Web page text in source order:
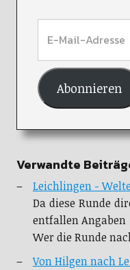
Abonnieren
Verwandte
Leichlingen -
Da diese Runde
entfallen
Wer die Runde
Von Hilgen nach